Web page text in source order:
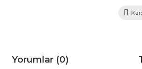
Yorumlar (0)